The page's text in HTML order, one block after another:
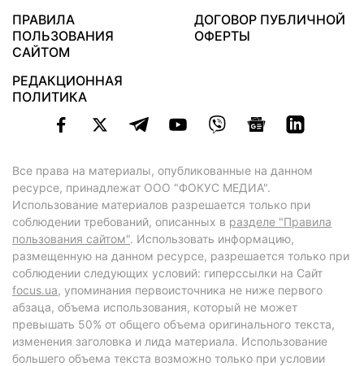
ПРАВИЛА
ПОЛЬЗОВАНИЯ
САЙТОМ
ДОГОВОР ПУБЛИЧНОЙ
ОФЕРТЫ
РЕДАКЦИОННАЯ
ПОЛИТИКА
Все права на материалы, опубликованные на данном
ресурсе, принадлежат ООО "ФОКУС МЕДИА".
Использование материалов разрешается только при
соблюдении требований, описанных в разделе "Правила
пользования сайтом". Использовать информацию,
размещенную на данном ресурсе, разрешается только при
соблюдении следующих условий: гиперссылки на Сайт
focus.ua, упоминания первоисточника не ниже первого
абзаца, объема использования, который не может
превышать 50% от общего объема оригинального текста,
изменения заголовка и лида материала. Использование
большего объема текста возможно только при условии